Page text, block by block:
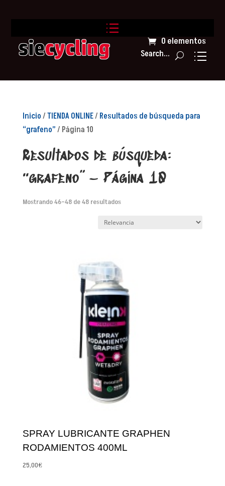
0 elementos
Search...
Inicio/TIENDA ONLINE/ Resultados de búsqueda para
“grafeno”/ Página 10
Resultados de búsqueda:
“grafeno” – Página 10
Mostrando 46–48 de 48 resultados
SPRAY LUBRICANTE GRAPHEN
RODAMIENTOS 400ML
25,00€